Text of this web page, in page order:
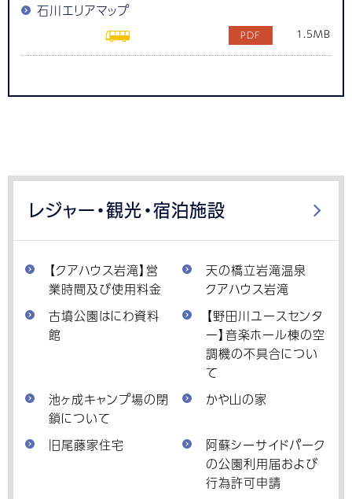
石川エリアマップ
1.5MB
レジャー・観光・宿泊施設
【クアハウス岩滝】営
業時間及び使用料金
天の橋立岩滝温泉
クアハウス岩滝
古墳公園はにわ資料
館
【野田川ユースセンタ
ー】音楽ホール棟の空
調機の不具合につい
て
池ヶ成キャンプ場の閉
鎖について
かや山の家
旧尾藤家住宅
阿蘇シーサイドパーク
の公園利用届および
行為許可申請